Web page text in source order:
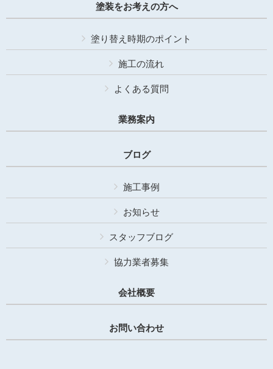
塗装をお考えの方へ
塗り替え時期のポイント
施工の流れ
よくある質問
業務案内
ブログ
施工事例
お知らせ
スタッフブログ
協力業者募集
会社概要
お問い合わせ